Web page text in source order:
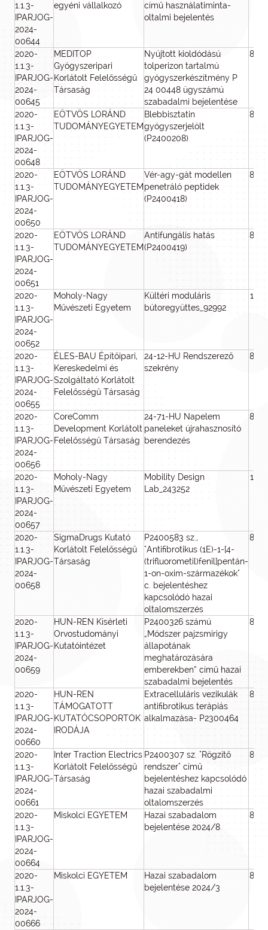
1.1.3-
IPARJOG-
2024-
00644
egyéni vállalkozó
című használatiminta-
oltalmi bejelentés
2020-
1.1.3-
IPARJOG-
2024-
00645
MEDITOP
Gyógyszeripari
Korlátolt Felelősségű
Társaság
Nyújtott kioldódású
tolperizon tartalmú
gyógyszerkészítmény P
24 00448 ügyszámú
szabadalmi bejelentése
800
2020-
1.1.3-
IPARJOG-
2024-
00648
EÖTVÖS LORÁND
TUDOMÁNYEGYETEM
Blebbisztatin
gyógyszerjelölt
(P2400208)
800
2020-
1.1.3-
IPARJOG-
2024-
00650
EÖTVÖS LORÁND
TUDOMÁNYEGYETEM
Vér-agy-gát modellen
penetráló peptidek
(P2400418)
800
2020-
1.1.3-
IPARJOG-
2024-
00651
EÖTVÖS LORÁND
TUDOMÁNYEGYETEM
Antifungális hatás
(P2400419)
800
2020-
1.1.3-
IPARJOG-
2024-
00652
Moholy-Nagy
Művészeti Egyetem
Kültéri moduláris
bútoregyüttes_92992
100
2020-
1.1.3-
IPARJOG-
2024-
00655
ÉLES-BAU Építőipari,
Kereskedelmi és
Szolgáltató Korlátolt
Felelősségű Társaság
24-12-HU Rendszerező
szekrény
800
2020-
1.1.3-
IPARJOG-
2024-
00656
CoreComm
Development Korlátolt
Felelősségű Társaság
24-71-HU Napelem
paneleket újrahasznosító
berendezés
800
2020-
1.1.3-
IPARJOG-
2024-
00657
Moholy-Nagy
Művészeti Egyetem
Mobility Design
Lab_243252
100
2020-
1.1.3-
IPARJOG-
2024-
00658
SigmaDrugs Kutató
Korlátolt Felelősségű
Társaság
P2400583 sz.,
"Antifibrotikus (1E)-1-[4-
(trifluorometil)fenil]pentán-
1-on-oxim-származékok"
c. bejelentéshez
kapcsolódó hazai
oltalomszerzés
800
2020-
1.1.3-
IPARJOG-
2024-
00659
HUN-REN Kísérleti
Orvostudományi
Kutatóintézet
P2400326 számú
„Módszer pajzsmirigy
állapotának
meghatározására
emberekben” című hazai
szabadalmi bejelentés
800
2020-
1.1.3-
IPARJOG-
2024-
00660
HUN-REN
TÁMOGATOTT
KUTATÓCSOPORTOK
IRODÁJA
Extracelluláris vezikulák
antifibrotikus terápiás
alkalmazása- P2300464
800
2020-
1.1.3-
IPARJOG-
2024-
00661
Inter Traction Electrics
Korlátolt Felelősségű
Társaság
P2400307 sz. "Rögzítő
rendszer" című
bejelentéshez kapcsolódó
hazai szabadalmi
oltalomszerzés
800
2020-
1.1.3-
IPARJOG-
2024-
00664
Miskolci EGYETEM
Hazai szabadalom
bejelentése 2024/8
800
2020-
1.1.3-
IPARJOG-
2024-
00666
Miskolci EGYETEM
Hazai szabadalom
bejelentése 2024/3
800